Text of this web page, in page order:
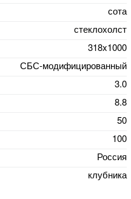
сота
стеклохолст
318x1000
СБС-модифицированный
3.0
8.8
50
100
Россия
клубника